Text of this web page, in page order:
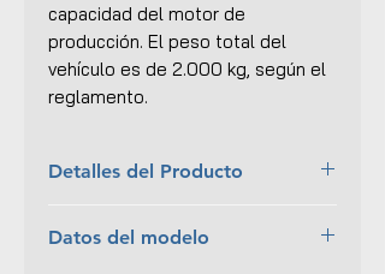
capacidad del motor de
producción. El peso total del
vehículo es de 2.000 kg, según el
reglamento.
Detalles del Producto
Escala: 1:18
Datos del modelo